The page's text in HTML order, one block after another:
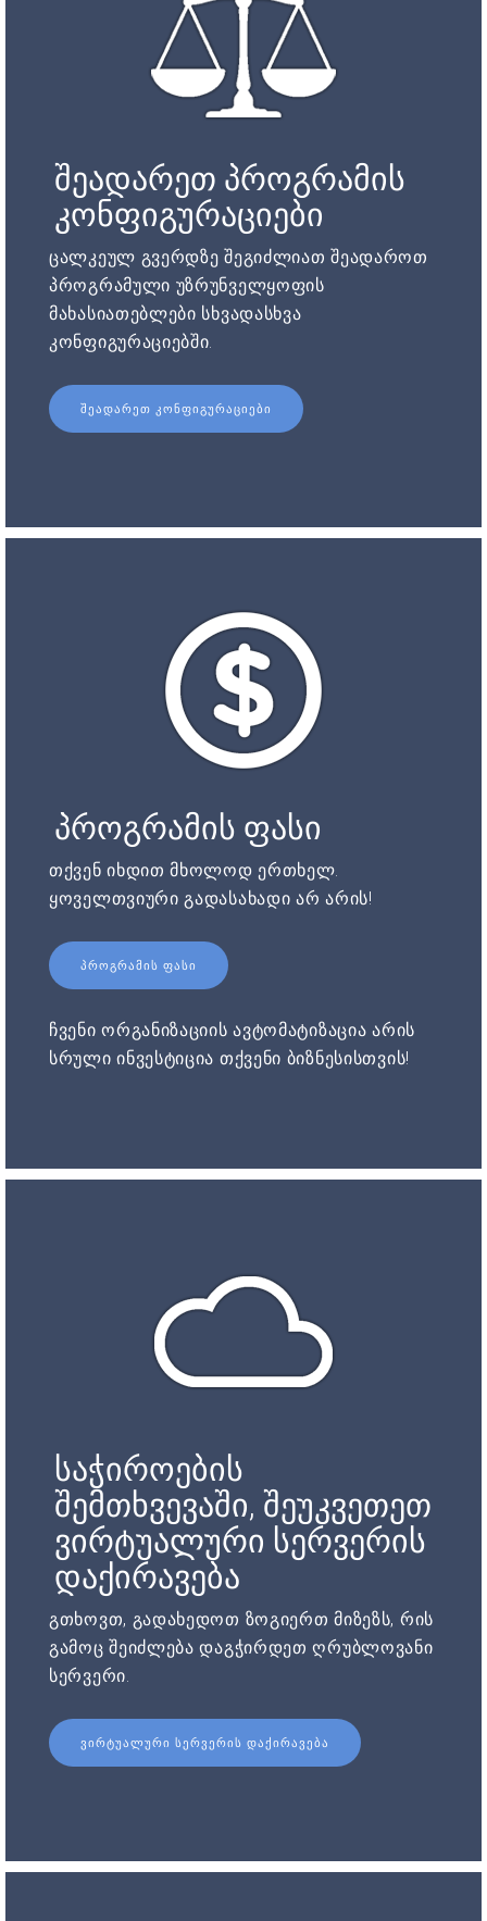
შეადარეთ პროგრამის
კონფიგურაციები
ცალკეულ გვერდზე შეგიძლიათ შეადაროთ
პროგრამული უზრუნველყოფის
მახასიათებლები სხვადასხვა
კონფიგურაციებში.
ᲨᲔᲐᲓᲐᲠᲔᲗ ᲙᲝᲜᲤᲘᲒᲣᲠᲐᲪᲘᲔᲑᲘ
პროგრამის ფასი
თქვენ იხდით მხოლოდ ერთხელ.
ყოველთვიური გადასახადი არ არის!
ᲞᲠᲝᲒᲠᲐᲛᲘᲡ ᲤᲐᲡᲘ
ჩვენი ორგანიზაციის ავტომატიზაცია არის
სრული ინვესტიცია თქვენი ბიზნესისთვის!
საჭიროების
შემთხვევაში, შეუკვეთეთ
ვირტუალური სერვერის
დაქირავება
გთხოვთ, გადახედოთ ზოგიერთ მიზეზს, რის
გამოც შეიძლება დაგჭირდეთ ღრუბლოვანი
სერვერი.
ᲕᲘᲠᲢᲣᲐᲚᲣᲠᲘ ᲡᲔᲠᲕᲔᲠᲘᲡ ᲓᲐᲥᲘᲠᲐᲕᲔᲑᲐ